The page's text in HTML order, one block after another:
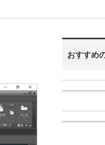
おすすめ